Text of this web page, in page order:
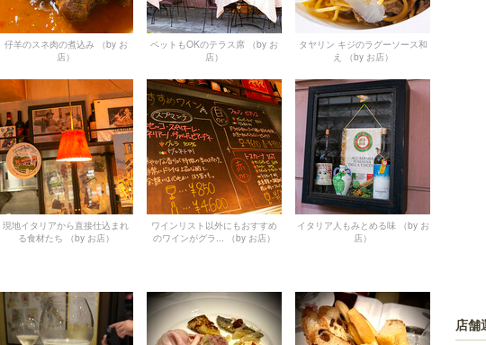
仔羊のスネ肉の煮込み
（by お
店）
ペットもOKのテラス席 （by お
店）
タヤリン キジのラグーソース和
え
（by お店）
現地イタリアから直接仕込まれ
る食材たち
（by お店）
ワインリスト以外にもおすすめ
のワインがグラ...
（by お店）
イタリア人もみとめる味
（by お
店）
店舗